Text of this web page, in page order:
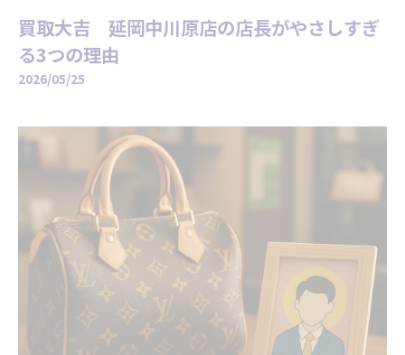
買取大吉 延岡中川原店の店長がやさしすぎ
る3つの理由
2026/05/25